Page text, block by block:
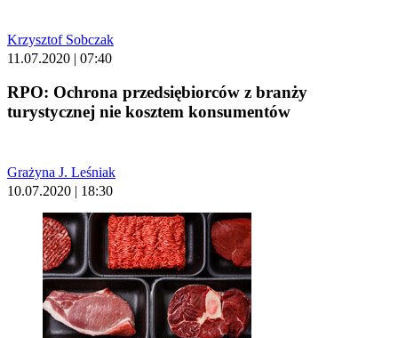
Krzysztof Sobczak
11.07.2020 | 07:40
RPO: Ochrona przedsiębiorców z branży
turystycznej nie kosztem konsumentów
Grażyna J. Leśniak
10.07.2020 | 18:30